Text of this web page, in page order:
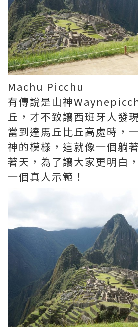
Machu Picchu
有傳說是山神
丘，才不致讓西班牙人發
當到達馬丘比丘高處時，
神的模樣，這就像一個躺
著天，為了讓大家更明白
一個真人示範！